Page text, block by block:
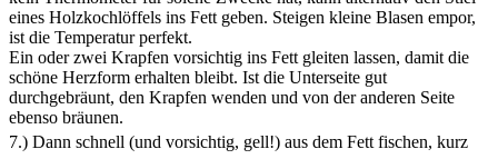
eines Holzkochlöffels ins Fett geben. Steigen kleine Blasen empor,
ist die Temperatur perfekt.
Ein oder zwei Krapfen vorsichtig ins Fett gleiten lassen, damit die
schöne Herzform erhalten bleibt. Ist die Unterseite gut
durchgebräunt, den Krapfen wenden und von der anderen Seite
ebenso bräunen.
7.) Dann schnell (und vorsichtig, gell!) aus dem Fett fischen, kurz